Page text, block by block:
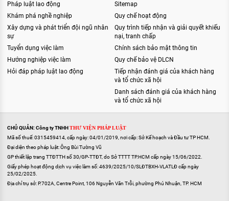
Pháp luật lao động
Khám phá nghề nghiệp
Xây dựng và phát triển đội ngũ nhân
sự
Tuyển dụng việc làm
Hướng nghiệp việc làm
Hỏi đáp pháp luật lao động
Sitemap
Quy chế hoạt động
Quy trình tiếp nhận và giải quyết khiếu
nại, tranh chấp
Chính sách bảo mật thông tin
Quy chế bảo vệ DLCN
Tiếp nhận đánh giá của khách hàng
và tổ chức xã hội
Danh sách đánh giá của khách hàng
và tổ chức xã hội
CHỦ QUẢN: Công ty TNHHTHƯ VIỆN PHÁP LUẬT
Mã số thuế: 0315459414, cấp ngày: 04/01/2019, nơi cấp: Sở Kế hoạch và Đầu tư TP HCM.
Đại diện theo pháp luật: Ông Bùi Tường Vũ
GP thiết lập trang TTĐTTH số 30/GP-TTĐT, do Sở TTTT TP.HCM cấp ngày 15/06/2022.
Giấy phép hoạt động dịch vụ việc làm số: 4639/2025/10/SLĐTBXH-VLATLĐ cấp ngày
25/02/2025.
Địa chỉ trụ sở: P.702A, Centre Point, 106 Nguyễn Văn Trỗi, phường Phú Nhuận, TP. HCM